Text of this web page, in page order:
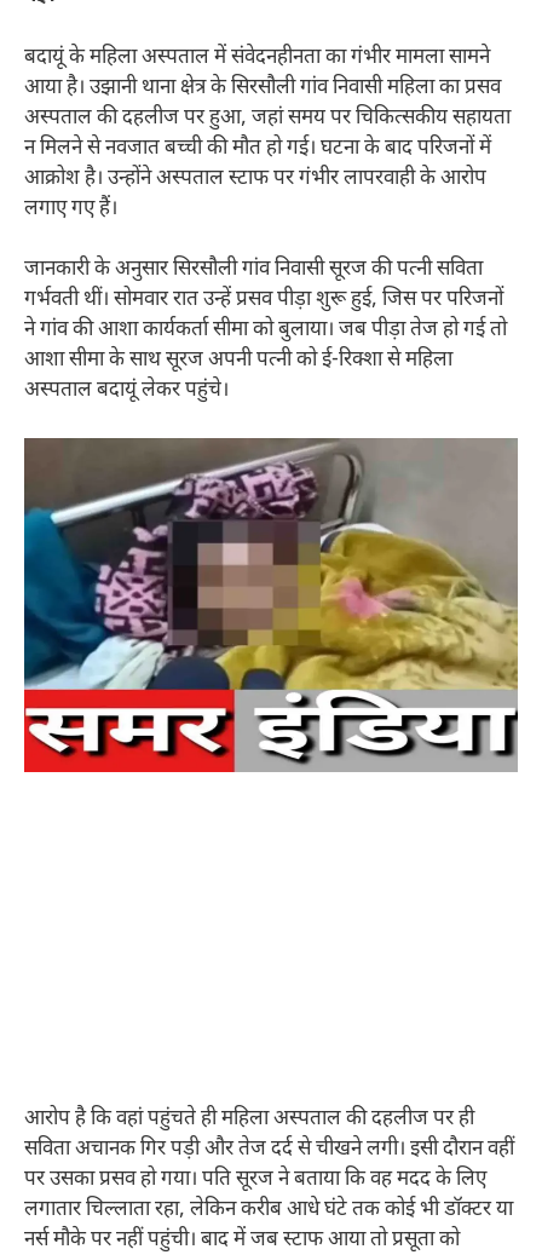
बदायूं के महिला अस्पताल में संवेदनहीनता का गंभीर मामला सामने
आया है। उझानी थाना क्षेत्र के सिरसौली गांव निवासी महिला का प्रसव
अस्पताल की दहलीज पर हुआ, जहां समय पर चिकित्सकीय सहायता
न मिलने से नवजात बच्ची की मौत हो गई। घटना के बाद परिजनों में
आक्रोश है। उन्होंने अस्पताल स्टाफ पर गंभीर लापरवाही के आरोप
लगाए गए हैं।
जानकारी के अनुसार सिरसौली गांव निवासी सूरज की पत्नी सविता
गर्भवती थीं। सोमवार रात उन्हें प्रसव पीड़ा शुरू हुई, जिस पर परिजनों
ने गांव की आशा कार्यकर्ता सीमा को बुलाया। जब पीड़ा तेज हो गई तो
आशा सीमा के साथ सूरज अपनी पत्नी को ई-रिक्शा से महिला
अस्पताल बदायूं लेकर पहुंचे।
आरोप है कि वहां पहुंचते ही महिला अस्पताल की दहलीज पर ही
सविता अचानक गिर पड़ी और तेज दर्द से चीखने लगी। इसी दौरान वहीं
पर उसका प्रसव हो गया। पति सूरज ने बताया कि वह मदद के लिए
लगातार चिल्लाता रहा, लेकिन करीब आधे घंटे तक कोई भी डॉक्टर या
नर्स मौके पर नहीं पहुंची। बाद में जब स्टाफ आया तो प्रसूता को